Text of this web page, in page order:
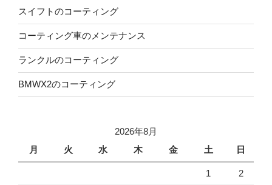
スイフトのコーティング
コーティング車のメンテナンス
ランクルのコーティング
BMWX2のコーティング
2026年8月
月
火 水 木 金 土 日
1 2